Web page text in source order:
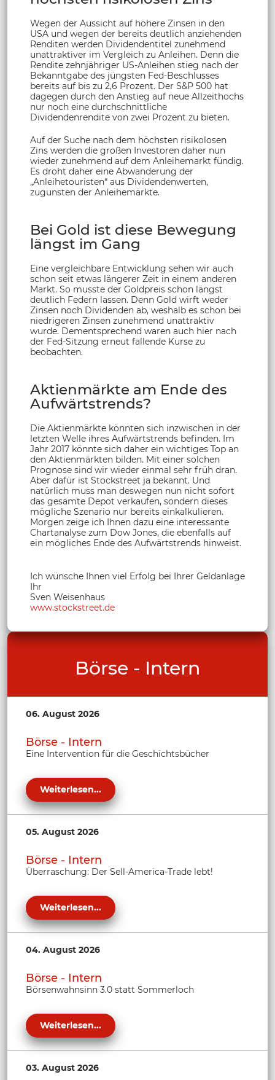
Wegen der Aussicht auf höhere Zinsen in den
USA und wegen der bereits deutlich anziehenden
Renditen werden Dividendentitel zunehmend
unattraktiver im Vergleich zu Anleihen. Denn die
Rendite zehnjähriger US-Anleihen stieg nach der
Bekanntgabe des jüngsten Fed-Beschlusses
bereits auf bis zu 2,6 Prozent. Der S&P 500 hat
dagegen durch den Anstieg auf neue Allzeithochs
nur noch eine durchschnittliche
Dividendenrendite von zwei Prozent zu bieten.
Auf der Suche nach dem höchsten risikolosen
Zins werden die großen Investoren daher nun
wieder zunehmend auf dem Anleihemarkt fündig.
Es droht daher eine Abwanderung der
„Anleihetouristen“ aus Dividendenwerten,
zugunsten der Anleihemärkte.
Bei Gold ist diese Bewegung
längst im Gang
Eine vergleichbare Entwicklung sehen wir auch
schon seit etwas längerer Zeit in einem anderen
Markt. So musste der Goldpreis schon längst
deutlich Federn lassen. Denn Gold wirft weder
Zinsen noch Dividenden ab, weshalb es schon bei
niedrigeren Zinsen zunehmend unattraktiv
wurde. Dementsprechend waren auch hier nach
der Fed-Sitzung erneut fallende Kurse zu
beobachten.
Aktienmärkte am Ende des
Aufwärtstrends?
Die Aktienmärkte könnten sich inzwischen in der
letzten Welle ihres Aufwärtstrends befinden. Im
Jahr 2017 könnte sich daher ein wichtiges Top an
den Aktienmärkten bilden. Mit einer solchen
Prognose sind wir wieder einmal sehr früh dran.
Aber dafür ist Stockstreet ja bekannt. Und
natürlich muss man deswegen nun nicht sofort
das gesamte Depot verkaufen, sondern dieses
mögliche Szenario nur bereits einkalkulieren.
Morgen zeige ich Ihnen dazu eine interessante
Chartanalyse zum Dow Jones, die ebenfalls auf
ein mögliches Ende des Aufwärtstrends hinweist.
Ich wünsche Ihnen viel Erfolg bei Ihrer Geldanlage
Ihr
Sven Weisenhaus
www.stockstreet.de
Börse - Intern
06. August 2026
Börse - Intern
Eine Intervention für die Geschichtsbücher
Weiterlesen...
05. August 2026
Börse - Intern
Überraschung: Der Sell-America-Trade lebt!
Weiterlesen...
04. August 2026
Börse - Intern
Börsenwahnsinn 3.0 statt Sommerloch
Weiterlesen...
03. August 2026